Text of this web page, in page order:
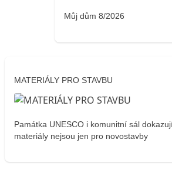
Můj dům 8/2026
MATERIÁLY PRO STAVBU
Památka UNESCO i komunitní sál
materiály nejsou jen pro novostavby